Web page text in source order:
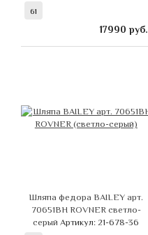
61
17990 руб.
Шляпа федора BAILEY арт.
70651BH ROVNER светло-
серыйАртикул: 21-678-36